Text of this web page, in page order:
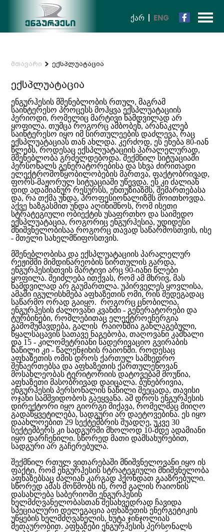
ᲥᲐᲠ ENG
მთავარი ექსპლუატაცია
ექსპლუატაცია
ენგურჰესის მშენებლობის რთულ, მაგრამ
საინტერესო პროცესს მოჰყვა ექსპლუატაციის
პერიოდი, რომელიც მარტივი ნამდვილად არ
ყოფილა. თუმცა როგორც ამბობენ, არანაკლებ
საინტერესო იყო იმ სირთულეების დაძლევა, რაც
ექსპლუატაციას თან ახლდა. კერძოდ, ეს ეხება 80-იან
წლებს, როდესაც ექსპლუატაციის პარალელურად,
მშენებლობა გრძელდებოდა. შექმნილ სიტუაციაში
პერსონალს გენერატორებისა და სხვა ძირითადი
ელექტრომოწყობილობების მართვა, ფაქტობრივად,
ფორს-მაჟორულ სიტუაციაში უწევდა. ეს კი ძალიან
დიდ ადამიანურ რესურსს, ენთუზიაზმს, შემართებასა
და, რა თქმა უნდა, პროფესიონალიზმს მოითხოვდა.
აქვე ხაზგასმით უნდა აღინიშნოს, რომ ისეთი
სტრატეგიული ობიექტის უსაფრთხო და საიმედო
ექსპლუატაცია, როგორიც ენგურჰესია, უდიდესი
მნიშვნელობისაა როგორც თავად საწარმოსთვის, ისე
- მთელი სახელმწიფოსთვის.
მშენებლობისა და ექსპლუატაციის პარალელურ
რეჟიმში მიმდინარეობის სირთულის გარდა,
ენგურჰესისთვის მარტივი არც 90-იანი წლები
ყოფილა. შეიძლება ითქვას, რომ ამ მხრივ, მას
ნამდვილად არ გაუმართლა. უპირველეს ყოვლისა,
ამაში იგულისხმება აფხაზეთის ომი, რის შედეგადაც
საწარმო ორად გაიყო. როგორც ცნობილია,
ენგურჰესის ძალოვანი კვანძი - გენერატორები და
ტურბინები, რომლებითაც ელექტროენერგია
გამომუშავდება, გალის რაიონშია განლაგებული,
წყალსაცავის სათავე ნაგებობა, თაღოვანი კაშხალი
და 15 - კილომეტრიანი სადერივაციო გვირაბის
ნაწილი კი - წალენჯიხის რაიონში. როდესაც
აფხაზეთის ომის დროს ქართულ სამხედრო
შენაერთებსა და აფხაზეთის ქართულენოვან
მოსახლეობას ტერიტორიის დატოვებამ მოუწია,
აფხაზეთი მასობრივად დაიცალა. ბუნებრივია,
ენგურჰესის პერსონალის ნაწილი შეეცადა, თავისი
ოჯახი სამშვიდობოს გაეყვანა. ამ დროს ენგურჰესის
დირექტორი იყო გიორგი მიქავა, რომელმაც მიიღო
გადაწყვეტილება, სადგური არ დაეტოვებინა. ეს იყო
დაახლოებით 29 სექტემბრის შუადღე, უკვე 30
სექტემბერს კი სადგურში მხოლოდ 10-მდე ადამიანი
იყო დარჩენილი. სწორედ მათი დამსახურებით,
სადგური არ გაჩერებულა.
შექმნილ რთულ ვითარებაში მნიშვნელოვანი იყო ის
ფაქტი, რომ ენგურჰესის სტრატეგიული მნიშვნელობა
აფხაზებსაც ძალიან კარგად ჰქონდათ გააზრებული.
სწორედ ამას მოწმობს ის, რომ გალის რაიონის
დასახლება საბერიოში ენგურჰესის
ხელმძღვანელობასთან შესახვედრად ჩავიდა
სპეციალური დელეგაცია აფხაზეთის ენერგეტიკის
უწყების ხელმძღვანელის, ხუტა ჯინჯოლიას
მეთაურობით. აფხაზები ენგურჰესის პერსონალს